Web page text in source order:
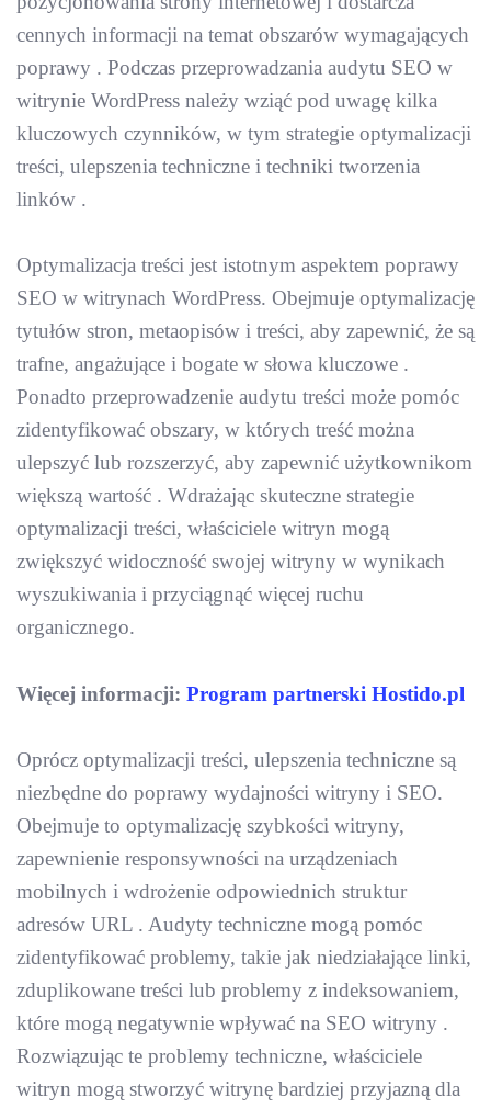
cennych informacji na temat obszarów wymagających
poprawy . Podczas przeprowadzania audytu SEO w
witrynie WordPress należy wziąć pod uwagę kilka
kluczowych czynników, w tym strategie optymalizacji
treści, ulepszenia techniczne i techniki tworzenia
linków .
Optymalizacja treści jest istotnym aspektem poprawy
SEO w witrynach WordPress. Obejmuje optymalizację
tytułów stron, metaopisów i treści, aby zapewnić, że są
trafne, angażujące i bogate w słowa kluczowe .
Ponadto przeprowadzenie audytu treści może pomóc
zidentyfikować obszary, w których treść można
ulepszyć lub rozszerzyć, aby zapewnić użytkownikom
większą wartość . Wdrażając skuteczne strategie
optymalizacji treści, właściciele witryn mogą
zwiększyć widoczność swojej witryny w wynikach
wyszukiwania i przyciągnąć więcej ruchu
organicznego.
Więcej informacji: Program partnerski Hostido.pl
Oprócz optymalizacji treści, ulepszenia techniczne są
niezbędne do poprawy wydajności witryny i SEO.
Obejmuje to optymalizację szybkości witryny,
zapewnienie responsywności na urządzeniach
mobilnych i wdrożenie odpowiednich struktur
adresów URL . Audyty techniczne mogą pomóc
zidentyfikować problemy, takie jak niedziałające linki,
zduplikowane treści lub problemy z indeksowaniem,
które mogą negatywnie wpływać na SEO witryny .
Rozwiązując te problemy techniczne, właściciele
witryn mogą stworzyć witrynę bardziej przyjazną dla